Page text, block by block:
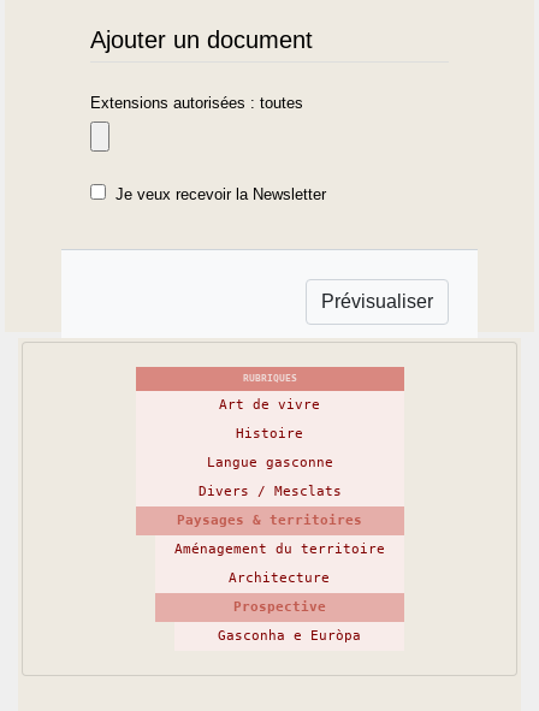
Ajouter un document
Extensions autorisées : toutes
Je veux recevoir la Newsletter
RUBRIQUES
Art de vivre
Histoire
Langue gasconne
Divers / Mesclats
Paysages & territoires
Aménagement du territoire
Architecture
Prospective
Gasconha e Euròpa